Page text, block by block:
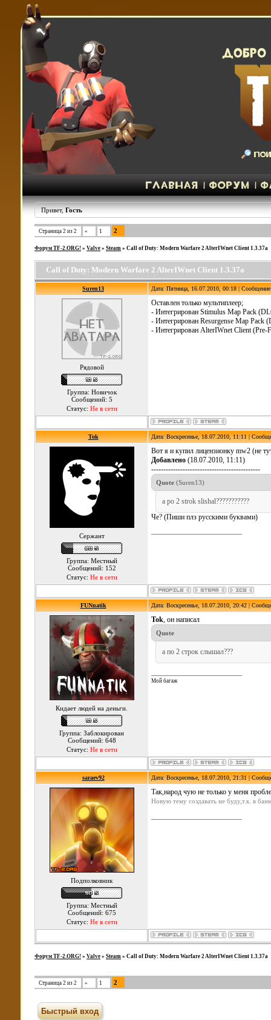
Привет,Гость
Страница 2 из 2 « 1 2
Форум TF-2.ORG! » Valve » Steam » Call of Duty: Modern Warfare 2 AlterIWnet Client 1.3.37a
Call of Duty: Modern Warfare 2 AlterIWnet Client 1.3.37a
Suren13 Дата: Пятница, 16.07.2010, 00:18 |
Рядовой
Группа: Новичок
Сообщений: 5
Статус: Не в сети
Оставлен только мультиплеер;
- Интегрирован Stimulus Map Pack
- Интегрирован Resurgense Map Pack
- Интегрирован AlterIWnet Client (Pre-
Tok Дата: Воскресенье, 18.07.2010, 11:11 |
Сержант
Группа: Местный
Сообщений: 152
Статус: Не в сети
Вот я и купил лицензионку mw2 (не
Добавлено (18.07.2010, 11:11)
---------------------------------------------
Quote (Suren13)
a po 2 strok slishal???????????
Че? (Пиши плз русскими буквами)
FUNnatik Дата: Воскресенье, 18.07.2010, 20:42 |
Кидает людей на деньги.
Группа: Заблокирован
Сообщений: 648
Статус: Не в сети
Tok, он написал
Quote
а по 2 строк слышал???
Мой багаж
saraev92 Дата: Воскресенье, 18.07.2010, 21:31 |
Подполковник
Группа: Местный
Сообщений: 675
Статус: Не в сети
Так,народ чую не только у меня
Новую тему создавать не буду,т.к. в
Форум TF-2.ORG! » Valve » Steam » Call of Duty: Modern Warfare 2 AlterIWnet Client 1.3.37a
Страница 2 из 2 « 1 2